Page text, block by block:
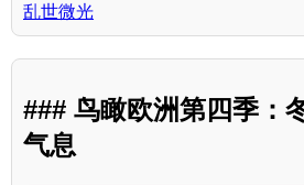
乱世微光
### 鸟瞰欧洲第四季：
气息